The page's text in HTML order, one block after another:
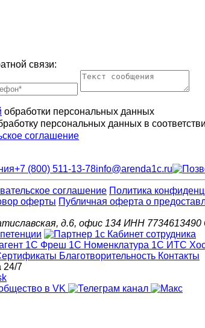
связи:
обработки персональных данных
персональных данных в
соглашение
+7 (800) 511-13-78info@arenda1c.ru
соглашение Политика
оферты Публичная оферта о
д.6, офис 134 ИНН
1С Фреш 1С Номенклатура 1С ИТС
Благотворительность Контакты
24/7